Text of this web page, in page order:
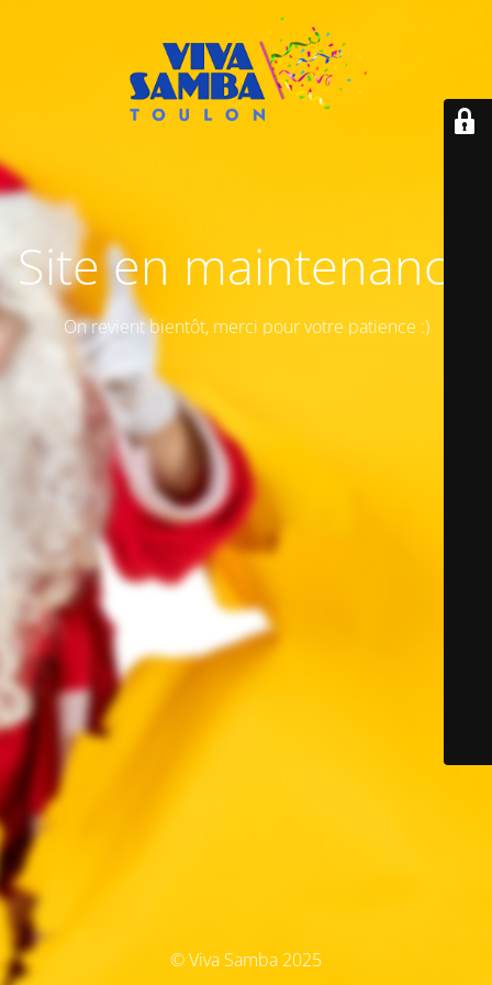
Site en maintenance
On revient bientôt, merci pour votre patience :)
© Viva Samba 2025